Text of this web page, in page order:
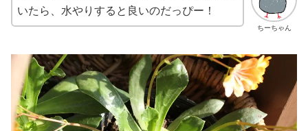
ちーちゃん
いたら、水やりすると良いのだっぴー！